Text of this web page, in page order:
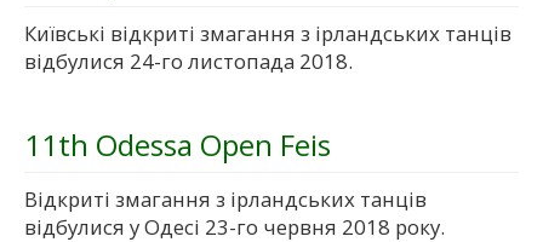
Київські відкриті змагання з ірландських танців
відбулися 24-го листопада 2018.
11th Odessa Open Feis
Відкриті змагання з ірландських танців
відбулися у Одесі 23-го червня 2018 року.